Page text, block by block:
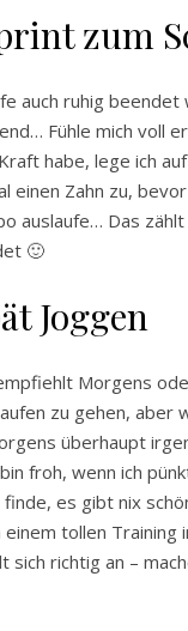
zum
auch ruhig beendet
Fühle mich voll
habe, lege ich
einen Zahn zu,
auslaufe… Das
🙂
Joggen
Morgens
zu gehen, aber
überhaupt
froh, wenn ich
es gibt nix
einem tollen Training
sich richtig an –